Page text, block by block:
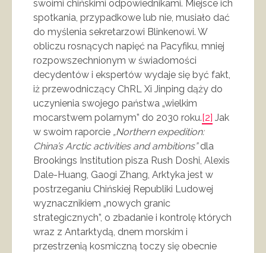
swoimi chińskimi odpowiednikami. Miejsce ich
spotkania, przypadkowe lub nie, musiało dać
do myślenia sekretarzowi Blinkenowi. W
obliczu rosnących napięć na Pacyfiku, mniej
rozpowszechnionym w świadomości
decydentów i ekspertów wydaje się być fakt,
iż przewodniczący ChRL Xi Jinping dąży do
uczynienia swojego państwa „wielkim
mocarstwem polarnym” do 2030 roku. [2] Jak
w swoim raporcie „Northern expedition:
China’s Arctic activities and ambitions”dla
Brookings Institution pisza Rush Doshi, Alexis
Dale-Huang, Gaogi Zhang, Arktyka jest w
postrzeganiu Chińskiej Republiki Ludowej
wyznacznikiem „nowych granic
strategicznych”, o zbadanie i kontrolę których
wraz z Antarktydą, dnem morskim i
przestrzenią kosmiczną toczy się obecnie